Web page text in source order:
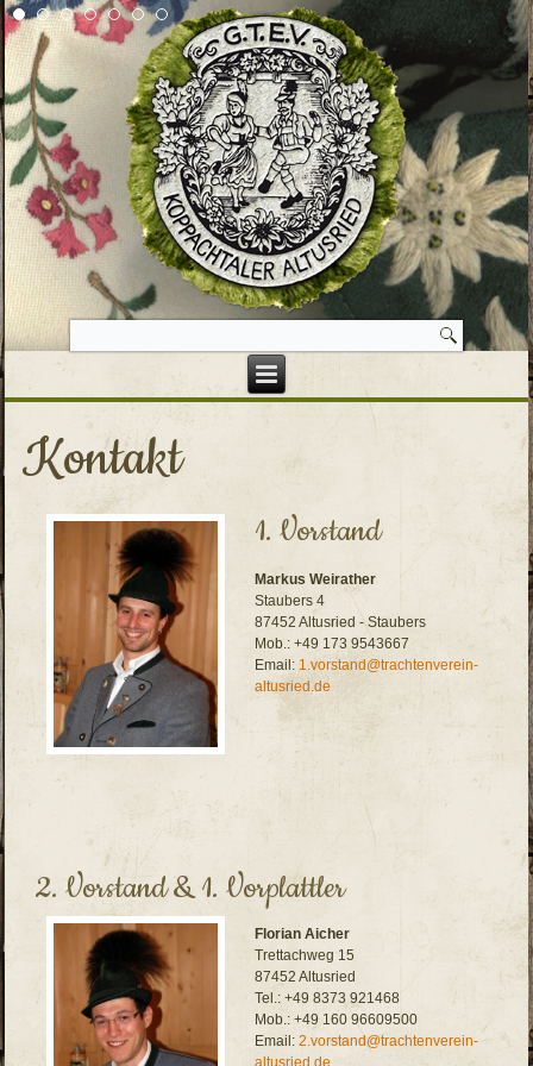
Kontakt
1. Vorstand
Markus Weirather
Staubers 4
87452 Altusried - Staubers
Mob.: +49 173 9543667
Email:1.vorstand@trachtenverein-
altusried.de
2. Vorstand & 1. Vorplattler
Florian Aicher
Trettachweg 15
87452 Altusried
Tel.: +49 8373 921468
Mob.: +49 160 96609500
Email:2.vorstand@trachtenverein-
altusried.de